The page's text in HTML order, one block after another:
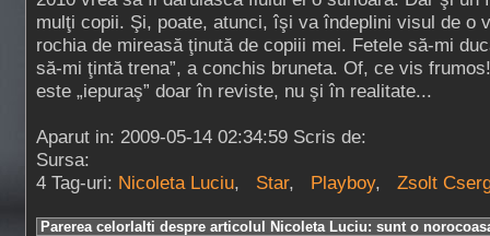
mulţi copii. Şi, poate, atunci, îşi va îndeplini visul de o
rochia de mireasă ţinută de copiii mei. Fetele să-mi
să-mi ţintă trena”, a conchis bruneta. Of, ce vis
este „iepuraş” doar în reviste, nu şi în realitate...
Aparut in: 2009-05-14 02:34:59 Scris de:
Sursa:
4 Tag-uri: Nicoleta Luciu, Star, Playboy, Zsolt
Parerea celorlalti despre articolul Nicoleta Luciu: sunt o